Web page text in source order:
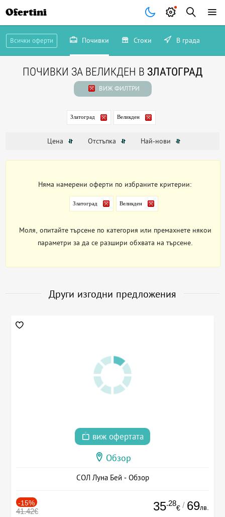
Ofertini
Всички оферти Почивки Стоки В града
ПОЧИВКИ ЗА ВЕЛИКДЕН В ЗЛАТОГРАД
ВИЖ ФИЛТРИ
Златоград Великден
Цена Отстъпка Най-нови
Няма намерени оферти по избраните критерии:
Златоград Великден
Моля, опитайте търсене по категория или премахнете някои
параметри за да се разшири обхвата на търсене.
Други изгодни предложения
виж офертата
Обзор
СОЛ Луна Бей - Обзор
-15%
41.42€ 35.28
€ / 69лв.